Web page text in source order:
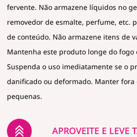
fervente. Não armazene líquidos no
removedor de esmalte, perfume, etc.
de conteúdo. Não armazene itens de
Mantenha este produto longe do fogo
Suspenda o uso imediatamente se o
danificado ou deformado. Manter fora
pequenas.
APROVEITE E LEVE